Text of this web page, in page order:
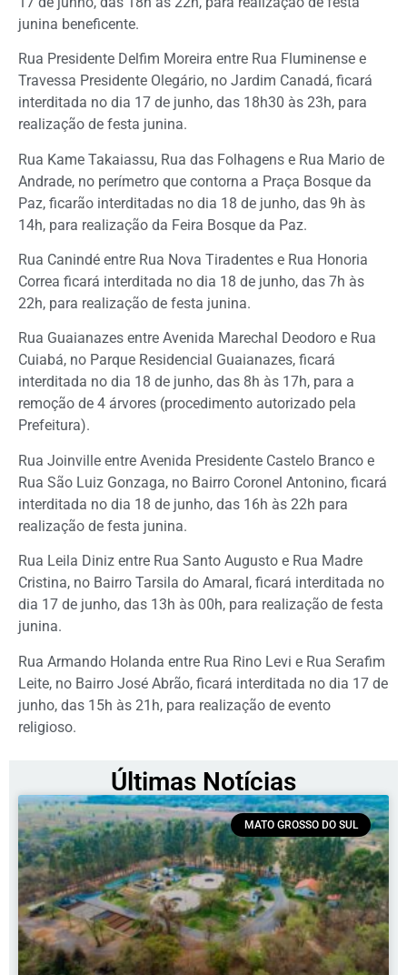
junina beneficente.
Rua Presidente Delfim Moreira entre Rua Fluminense e
Travessa Presidente Olegário, no Jardim Canadá, ficará
interditada no dia 17 de junho, das 18h30 às 23h, para
realização de festa junina.
Rua Kame Takaiassu, Rua das Folhagens e Rua Mario de
Andrade, no perímetro que contorna a Praça Bosque da
Paz, ficarão interditadas no dia 18 de junho, das 9h às
14h, para realização da Feira Bosque da Paz.
Rua Canindé entre Rua Nova Tiradentes e Rua Honoria
Correa ficará interditada no dia 18 de junho, das 7h às
22h, para realização de festa junina.
Rua Guaianazes entre Avenida Marechal Deodoro e Rua
Cuiabá, no Parque Residencial Guaianazes, ficará
interditada no dia 18 de junho, das 8h às 17h, para a
remoção de 4 árvores (procedimento autorizado pela
Prefeitura).
Rua Joinville entre Avenida Presidente Castelo Branco e
Rua São Luiz Gonzaga, no Bairro Coronel Antonino, ficará
interditada no dia 18 de junho, das 16h às 22h para
realização de festa junina.
Rua Leila Diniz entre Rua Santo Augusto e Rua Madre
Cristina, no Bairro Tarsila do Amaral, ficará interditada no
dia 17 de junho, das 13h às 00h, para realização de festa
junina.
Rua Armando Holanda entre Rua Rino Levi e Rua Serafim
Leite, no Bairro José Abrão, ficará interditada no dia 17 de
junho, das 15h às 21h, para realização de evento
religioso.
Últimas Notícias
MATO GROSSO DO SUL